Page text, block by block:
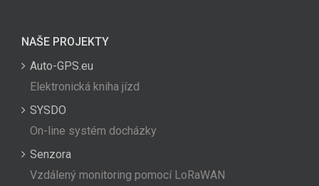
NAŠE PROJEKTY
Auto-GPS.eu
Elektronická kniha jízd
SYSDO
On-line systém docházky
Senzora
Vzdálený monitoring pomocí LoRaWAN